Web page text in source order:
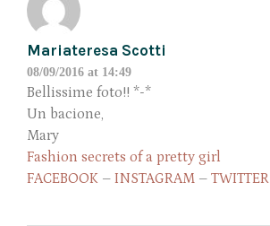
Mariateresa Scotti
08/09/2016 at 14:49
Bellissime foto!! *-*
Un bacione,
Mary
Fashion secrets of a pretty girl
FACEBOOK – INSTAGRAM – TWITTER